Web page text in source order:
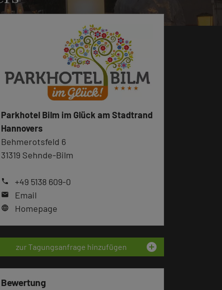
Parkhotel Bilm im Glück am Stadtrand
Hannovers
Behmerotsfeld 6
31319 Sehnde-Bilm
phone +49 5138 609-0
mail Email
language Homepage
zur Tagungsanfrage hinzufügen add_circle
Bewertung